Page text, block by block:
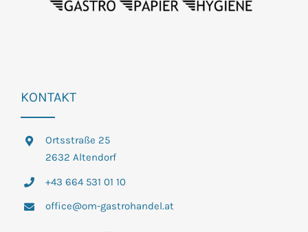
KONTAKT
Ortsstraße 25
2632 Altendorf
+43 664 531 01 10
office@om-gastrohandel.at